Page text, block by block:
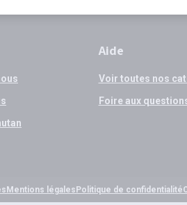
Aide
Voir toutes nos
Foire aux
Mentions légales Politique de confidentialité